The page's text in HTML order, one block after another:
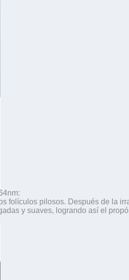
folículos pilosos. Después de la
y suaves, logrando así el